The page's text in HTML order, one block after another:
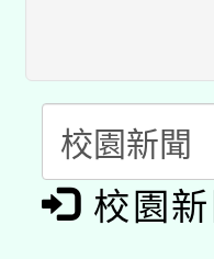
A3數
pilot」
有關大
薪期間
轉知經
業技
115年
校園新